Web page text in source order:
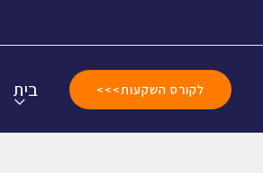
לקורס השקעות>>> בית